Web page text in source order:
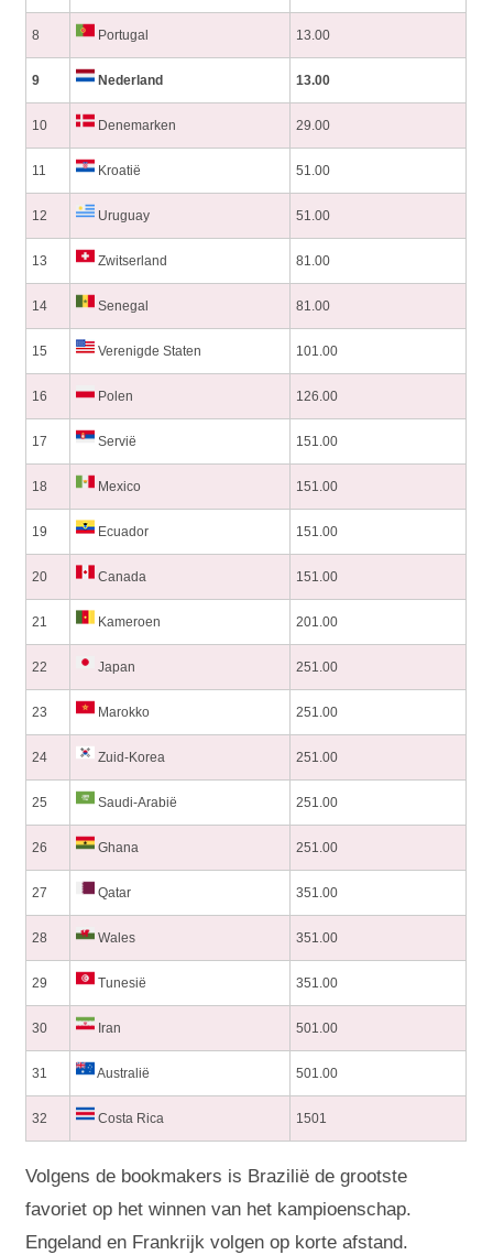
8 Portugal 13.00
9 Nederland 13.00
10 Denemarken 29.00
11 Kroatië 51.00
12 Uruguay 51.00
13 Zwitserland 81.00
14 Senegal 81.00
15 Verenigde Staten 101.00
16 Polen 126.00
17 Servië 151.00
18 Mexico 151.00
19 Ecuador 151.00
20 Canada 151.00
21 Kameroen 201.00
22 Japan 251.00
23 Marokko 251.00
24 Zuid-Korea 251.00
25 Saudi-Arabië 251.00
26 Ghana 251.00
27 Qatar 351.00
28 Wales 351.00
29 Tunesië 351.00
30 Iran 501.00
31 Australië 501.00
32 Costa Rica 1501
Volgens de bookmakers is Brazilië de grootste
favoriet op het winnen van het kampioenschap.
Engeland en Frankrijk volgen op korte afstand.